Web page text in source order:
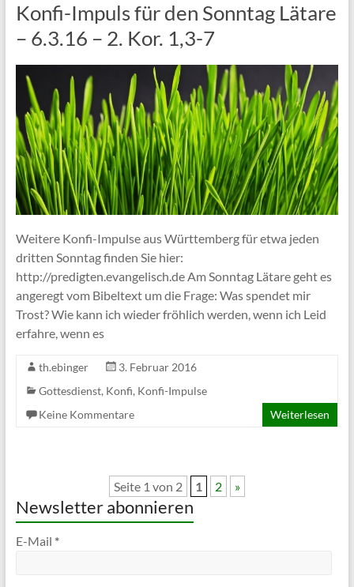
Konfi-Impuls für den Sonntag Lätare
– 6.3.16 – 2. Kor. 1,3-7
Weitere Konfi-Impulse aus Württemberg für etwa jeden
dritten Sonntag finden Sie hier:
http://predigten.evangelisch.de Am Sonntag Lätare geht es
angeregt vom Bibeltext um die Frage: Was spendet mir
Trost? Wie kann ich wieder fröhlich werden, wenn ich Leid
erfahre, wenn es
th.ebinger
3. Februar 2016
Gottesdienst, Konfi, Konfi-Impulse
Keine Kommentare
Weiterlesen
Seite 1 von 2 1 2 »
Newsletter abonnieren
E-Mail *